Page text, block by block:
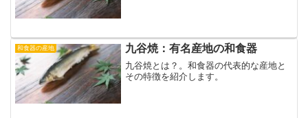
和食器の産地 九谷焼：有名産地の和食器
九谷焼とは？。和食器の代表的な産地と
その特徴を紹介します。